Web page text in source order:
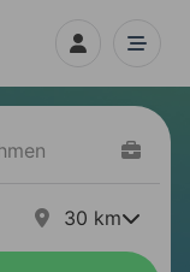
30 km